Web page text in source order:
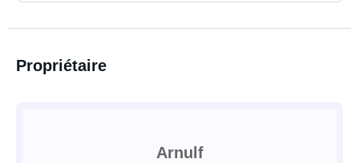
Propriétaire
Arnulf